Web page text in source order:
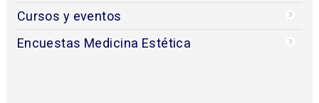
Cursos y eventos
Encuestas Medicina Estética